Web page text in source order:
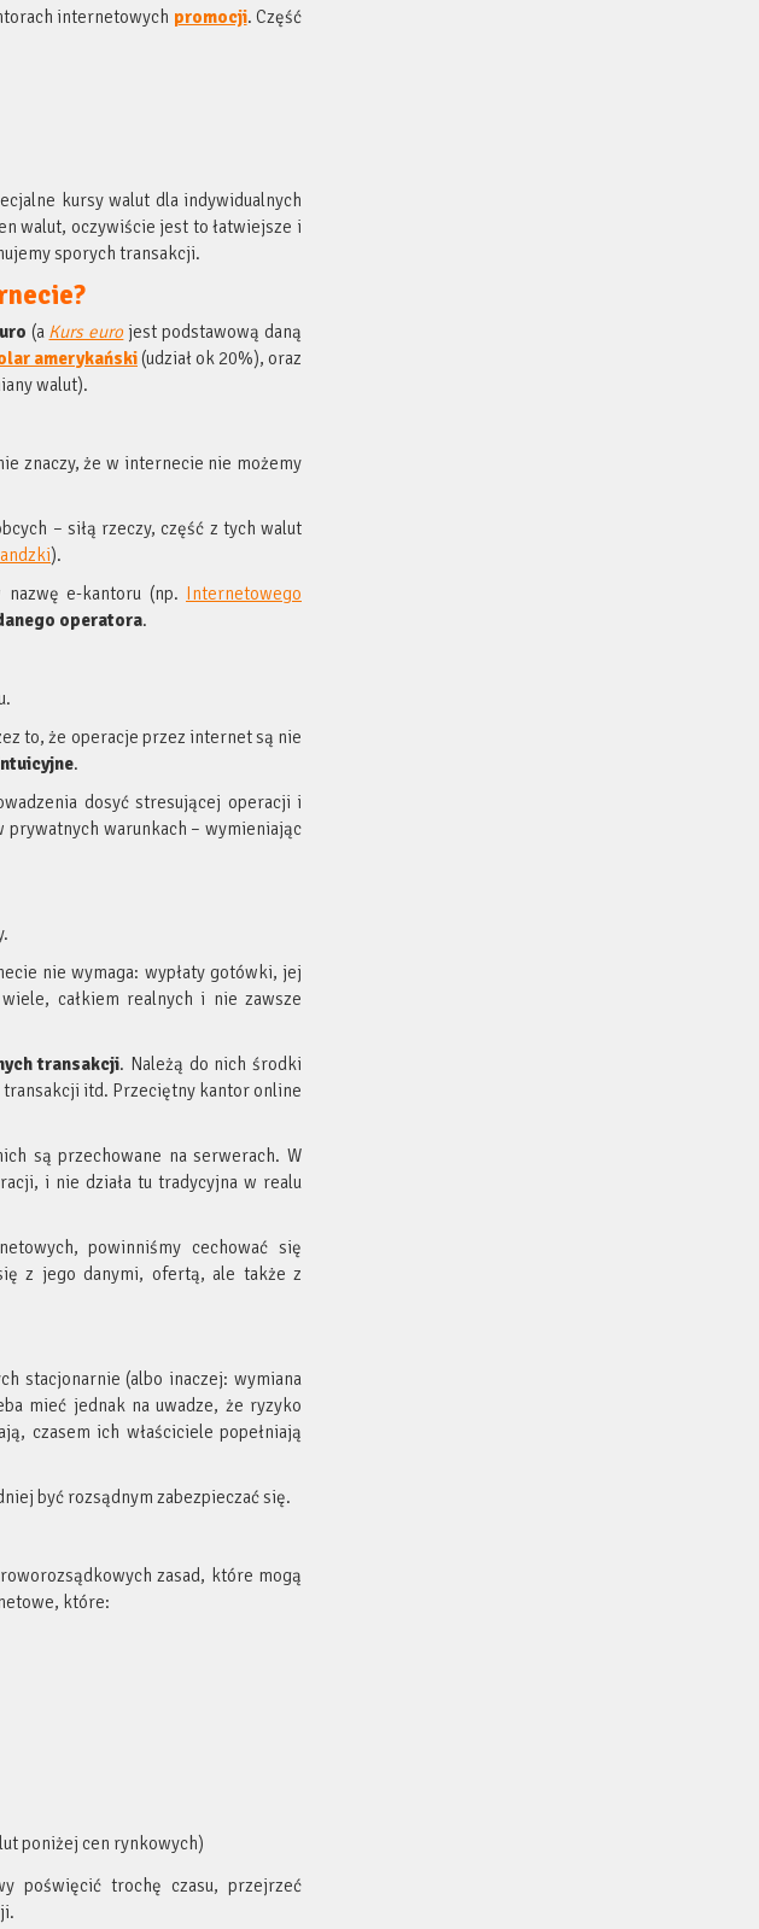
internetowych promocji. Część
kursy walut dla indywidualnych
walut, oczywiście jest to łatwiejsze i
sporych transakcji.
(a Kurs euro jest podstawową daną
amerykański(udział ok 20%), oraz
walut).
znaczy, że w internecie nie możemy
– siłą rzeczy, część z tych walut
).
e-kantoru (np. Internetowego
operatora.
to, że operacje przez internet są nie
.
dosyć stresującej operacji i
warunkach – wymieniając
nie wymaga: wypłaty gotówki, jej
całkiem realnych i nie zawsze
transakcji. Należą do nich środki
itd. Przeciętny kantor online
są przechowane na serwerach. W
i nie działa tu tradycyjna w realu
powinniśmy cechować się
z jego danymi, ofertą, ale także z
stacjonarnie (albo inaczej: wymiana
mieć jednak na uwadze, że ryzyko
czasem ich właściciele popełniają
być rozsądnym zabezpieczać się.
zasad, które mogą
które:
poniżej cen rynkowych)
poświęcić trochę czasu, przejrzeć